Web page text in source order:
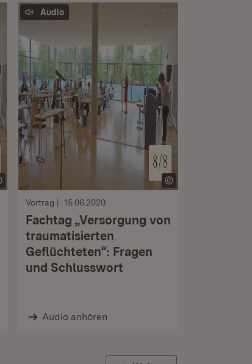
Audio
Vortrag 15.06.2020
Fachtag „Versorgung von
traumatisierten
Geflüchteten“: Fragen
und Schlusswort
Audio anhören